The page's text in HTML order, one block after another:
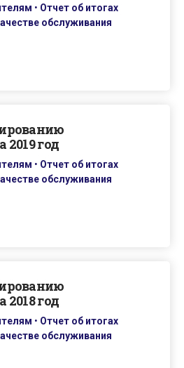
• Отчет об итогах
обслуживания
2019 год
• Отчет об итогах
обслуживания
2018 год
• Отчет об итогах
обслуживания